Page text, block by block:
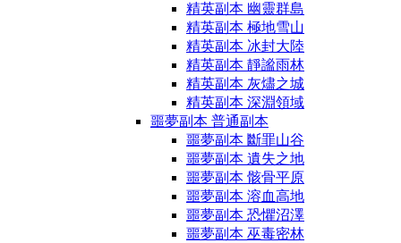
精英副本 幽靈群島
精英副本 極地雪山
精英副本 冰封大陸
精英副本 靜謐雨林
精英副本 灰燼之城
精英副本 深淵領域
噩夢副本 普通副本
噩夢副本 斷罪山谷
噩夢副本 遺失之地
噩夢副本 骸骨平原
噩夢副本 溶血高地
噩夢副本 恐懼沼澤
噩夢副本 巫毒密林